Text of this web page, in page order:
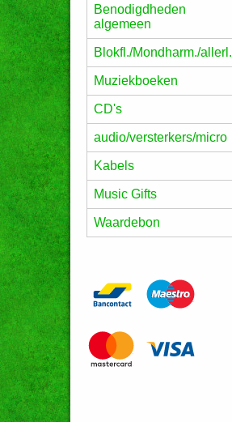
Benodigdheden
algemeen
Blokfl./Mondharm./allerl.
Muziekboeken
CD's
audio/versterkers/micro
Kabels
Music Gifts
Waardebon